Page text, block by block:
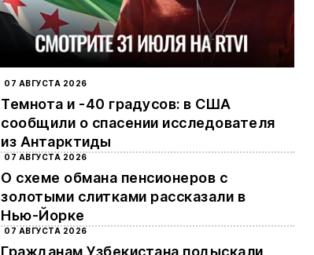
07 АВГУСТА 2026
Темнота и -40 градусов: в США
сообщили о спасении исследователя
из Антарктиды
07 АВГУСТА 2026
О схеме обмана пенсионеров с
золотыми слитками рассказали в
Нью-Йорке
07 АВГУСТА 2026
Гражданам Узбекистана подыскали